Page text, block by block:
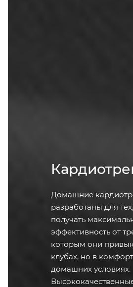
Домашние
разработаны для
получать
эффективность от
которым они
клубах, но в
домашних условиях.